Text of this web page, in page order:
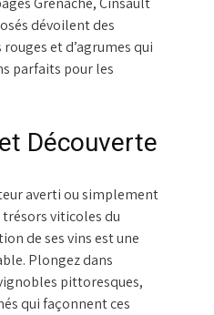
dévoilent des
et d’agrumes qui
parfaits pour les
Découverte
averti ou simplement
viticoles du
de ses vins est une
Plongez dans
pittoresques,
qui façonnent ces